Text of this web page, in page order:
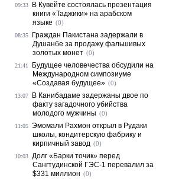
09:33
В Кувейте состоялась презентация
книги «Таджики» на арабском
языке (0)
08:35
Граждан Пакистана задержали в
Душанбе за продажу фальшивых
золотых монет (0)
21:41
Будущее человечества обсудили на
Международном симпозиуме
«Создавая будущее» (0)
13:07
В Канибадаме задержаны двое по
факту загадочного убийства
молодого мужчины (0)
11:05 Эмомали Рахмон открыл в Рудаки
школы, кондитерскую фабрику и
кирпичный завод (0)
10:03 Долг «Барки точик» перед
Сангтудинской ГЭС-1 перевалил за
$331 миллион (0)